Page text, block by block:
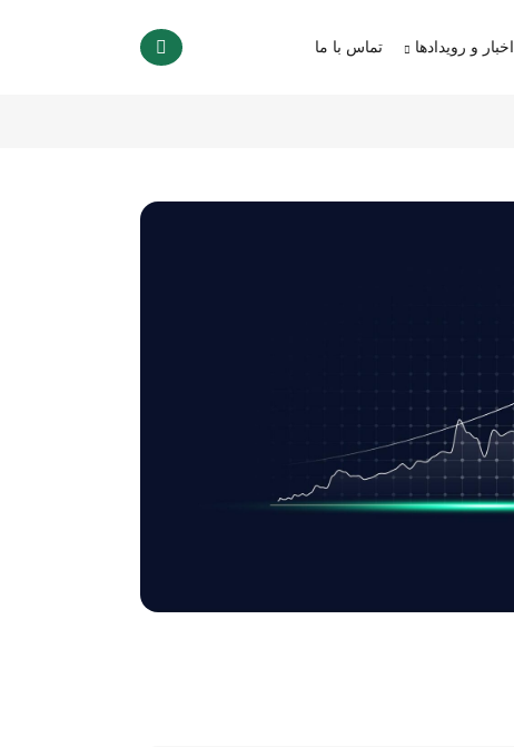
اخبار و رویدادها تماس با ما